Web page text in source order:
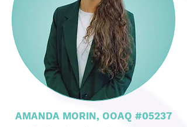
AMANDA MORIN, OOAQ #05237